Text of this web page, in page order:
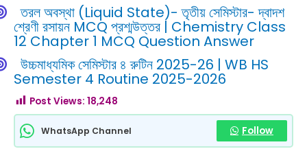
তরল অবস্থা (Liquid State)- তৃতীয় সেমিস্টার- দ্বাদশ
শ্রেণী রসায়ন MCQ প্রশ্মউত্তর | Chemistry Class
12 Chapter 1 MCQ Question Answer
উচ্চমাধ্যমিক সেমিস্টার ৪ রুটিন 2025-26 | WB HS
Semester 4 Routine 2025-2026
Post Views: 18,248
WhatsApp Channel Follow